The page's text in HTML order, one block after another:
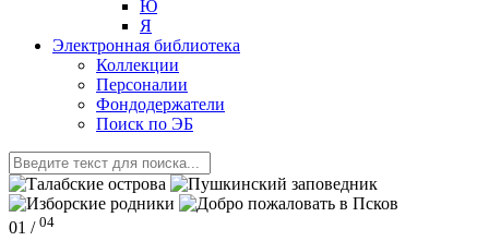
Ю
Я
Электронная библиотека
Коллекции
Персоналии
Фондодержатели
Поиск по ЭБ
01 / 04